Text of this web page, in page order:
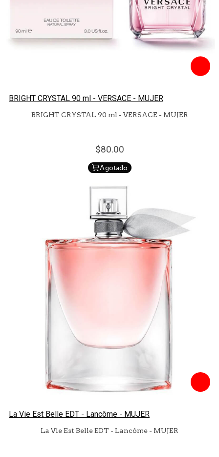
BRIGHT CRYSTAL 90 ml - VERSACE - MUJER
BRIGHT CRYSTAL 90 ml - VERSACE - MUJER
80.00
Agotado
La Vie Est Belle EDT - Lancôme - MUJER
La Vie Est Belle EDT - Lancôme - MUJER